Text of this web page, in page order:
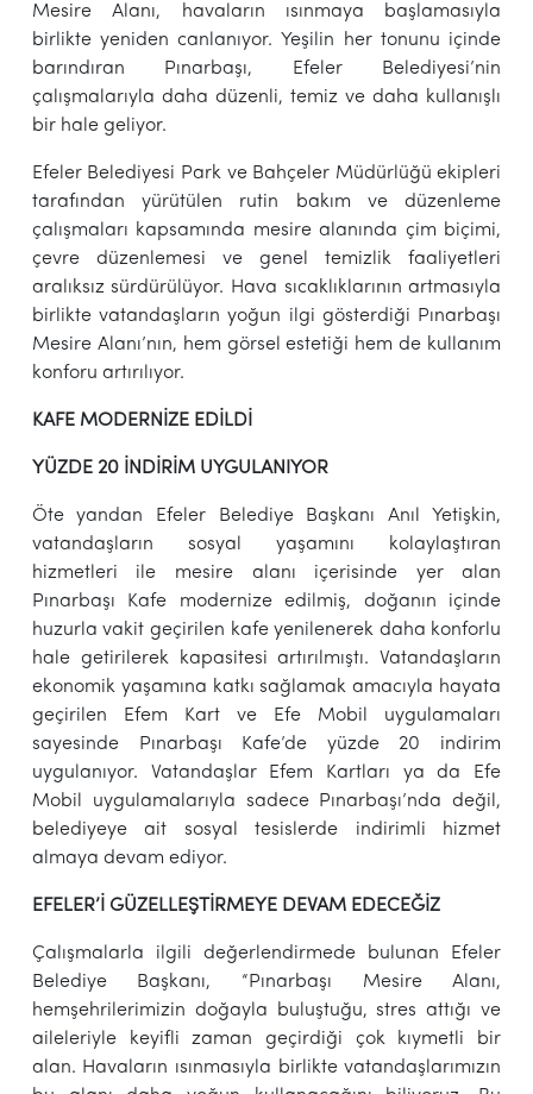
Mesire Alanı, havaların ısınmaya başlamasıyla
birlikte yeniden canlanıyor. Yeşilin her tonunu içinde
barındıran Pınarbaşı, Efeler Belediyesi’nin
çalışmalarıyla daha düzenli, temiz ve daha kullanışlı
bir hale geliyor.
Efeler Belediyesi Park ve Bahçeler Müdürlüğü ekipleri
tarafından yürütülen rutin bakım ve düzenleme
çalışmaları kapsamında mesire alanında çim biçimi,
çevre düzenlemesi ve genel temizlik faaliyetleri
aralıksız sürdürülüyor. Hava sıcaklıklarının artmasıyla
birlikte vatandaşların yoğun ilgi gösterdiği Pınarbaşı
Mesire Alanı’nın, hem görsel estetiği hem de kullanım
konforu artırılıyor.
KAFE MODERNİZE EDİLDİ
YÜZDE 20 İNDİRİM UYGULANIYOR
Öte yandan Efeler Belediye Başkanı Anıl Yetişkin,
vatandaşların sosyal yaşamını kolaylaştıran
hizmetleri ile mesire alanı içerisinde yer alan
Pınarbaşı Kafe modernize edilmiş, doğanın içinde
huzurla vakit geçirilen kafe yenilenerek daha konforlu
hale getirilerek kapasitesi artırılmıştı. Vatandaşların
ekonomik yaşamına katkı sağlamak amacıyla hayata
geçirilen Efem Kart ve Efe Mobil uygulamaları
sayesinde Pınarbaşı Kafe’de yüzde 20 indirim
uygulanıyor. Vatandaşlar Efem Kartları ya da Efe
Mobil uygulamalarıyla sadece Pınarbaşı’nda değil,
belediyeye ait sosyal tesislerde indirimli hizmet
almaya devam ediyor.
EFELER’İ GÜZELLEŞTİRMEYE DEVAM EDECEĞİZ
Çalışmalarla ilgili değerlendirmede bulunan Efeler
Belediye Başkanı, “Pınarbaşı Mesire Alanı,
hemşehrilerimizin doğayla buluştuğu, stres attığı ve
aileleriyle keyifli zaman geçirdiği çok kıymetli bir
alan. Havaların ısınmasıyla birlikte vatandaşlarımızın